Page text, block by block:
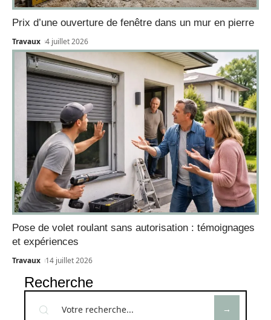
Prix d’une ouverture de fenêtre dans un mur en pierre
Travaux 4 juillet 2026
Pose de volet roulant sans autorisation : témoignages
et expériences
Travaux 14 juillet 2026
Recherche